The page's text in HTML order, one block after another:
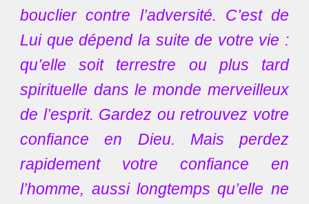
bouclier contre l’adversité. C’est de
Lui que dépend la suite de votre vie :
qu’elle soit terrestre ou plus tard
spirituelle dans le monde merveilleux
de l’esprit. Gardez ou retrouvez votre
confiance en Dieu. Mais perdez
rapidement votre confiance en
l’homme, aussi longtemps qu’elle ne